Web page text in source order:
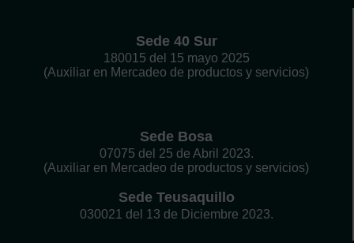
Sede 40 Sur
180015 del 15 mayo 2025
(Auxiliar en Mercadeo de productos y servicios)
Sede Bosa
07075 del 25 de Abril 2023.
(Auxiliar en Mercadeo de productos y servicios)
Sede Teusaquillo
030021 del 13 de Diciembre 2023.